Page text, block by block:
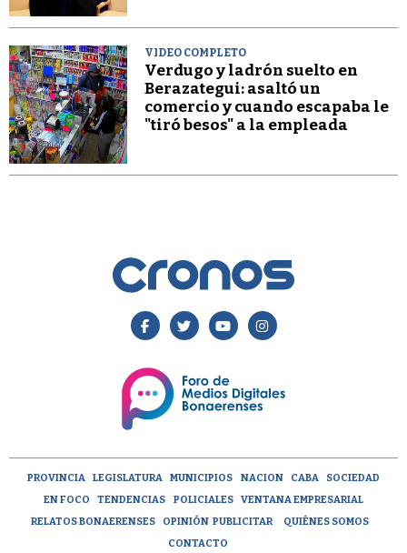
VIDEO COMPLETO
Verdugo y ladrón suelto en
Berazategui: asaltó un
comercio y cuando escapaba le
"tiró besos" a la empleada
PROVINCIA LEGISLATURA MUNICIPIOS NACION CABA
SOCIEDAD
EN FOCO
TENDENCIAS POLICIALES
VENTANA EMPRESARIAL
RELATOS BONAERENSES
OPINIÓN PUBLICITAR
QUIÉNES SOMOS
CONTACTO